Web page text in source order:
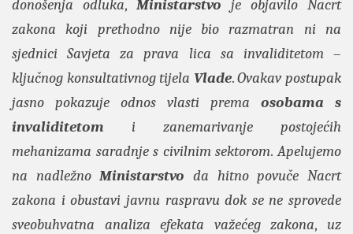
donošenja odluka, Ministarstvo je objavilo Nacrt
zakona koji prethodno nije bio razmatran ni na
sjednici Savjeta za prava lica sa invaliditetom–
ključnog konsultativnog tijela Vlade.Ovakav postupak
jasno pokazuje odnos vlasti prema osobama s
invaliditetom i zanemarivanje postojećih
mehanizama saradnje s civilnim sektorom.Apelujemo
na nadležnoMinistarstvo da hitno povuče Nacrt
zakona i obustavi javnu raspravu dok se ne sprovede
sveobuhvatna analiza efekata važećeg zakona,uz